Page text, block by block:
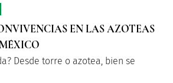
EN LAS AZOTEAS
Desde torre o azotea, bien se